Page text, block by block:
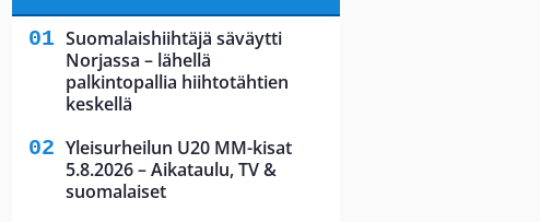
Suomalaishiihtäjä säväytti
Norjassa – lähellä
palkintopallia hiihtotähtien
keskellä
Yleisurheilun U20 MM-kisat
5.8.2026 – Aikataulu, TV &
suomalaiset